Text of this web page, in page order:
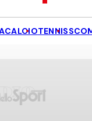
CALCIOTENNIS